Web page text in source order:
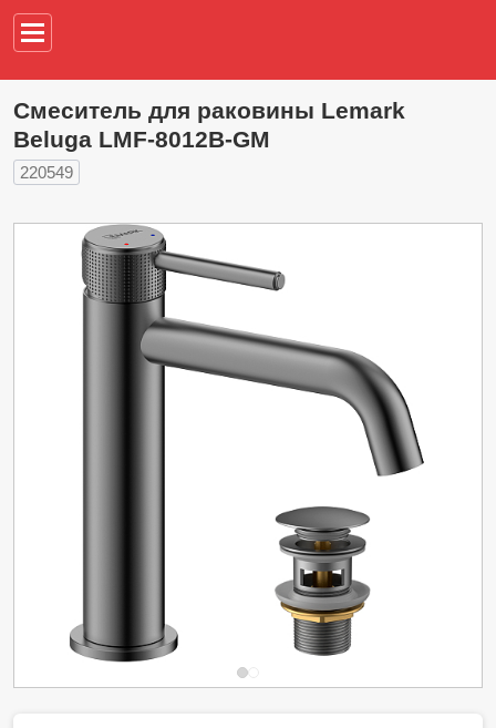
Смеситель для раковины Lemark
Beluga LMF-8012B-GM
220549